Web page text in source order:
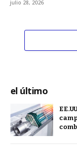
julio 28, 2026
el último